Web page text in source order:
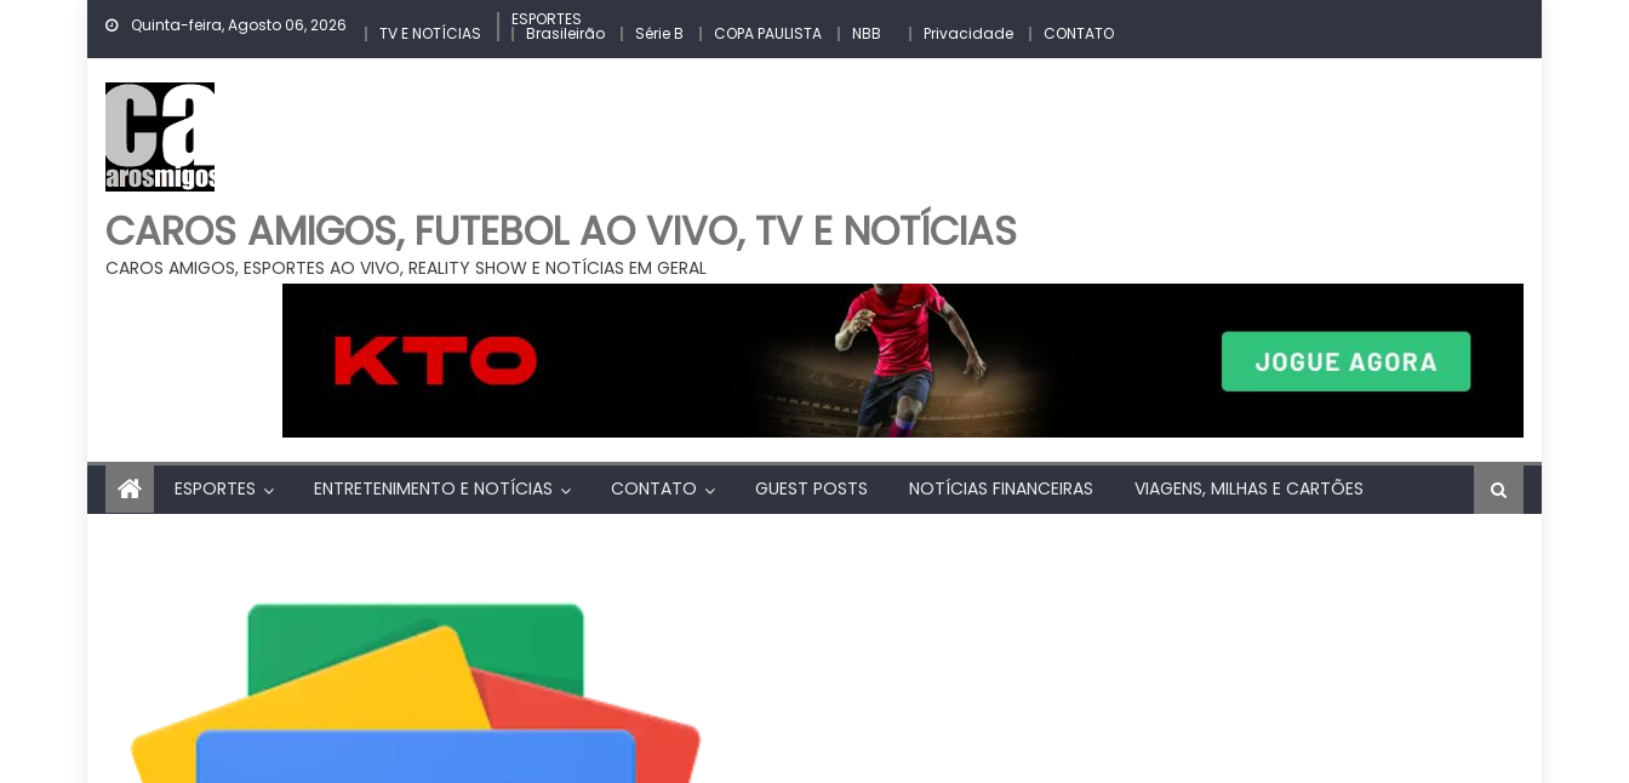
Skip
Quinta-feira, Agosto 06, 2026 TV E NOTÍCIAS
ESPORTES
Brasileirão Série B COPA PAULISTA NBB Privacidade CONTATO
CAROS AMIGOS, FUTEBOL AO VIVO, TV E NOTÍCIAS
CAROS AMIGOS, ESPORTES AO VIVO, REALITY SHOW E NOTÍCIAS EM GERAL
ESPORTES ENTRETENIMENTO E NOTÍCIAS CONTATO GUEST POSTS NOTÍCIAS FINANCEIRAS VIAGENS, MILHAS E CARTÕES